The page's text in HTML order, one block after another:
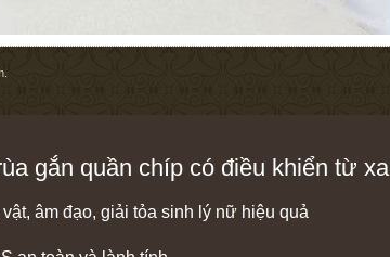
gắn quần chíp có điều khiển từ xa
âm đạo, giải tỏa sinh lý nữ hiệu quả